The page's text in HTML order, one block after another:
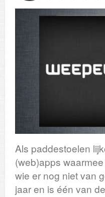
Als paddestoelen
(web)apps
wie er nog niet van
jaar en is één van